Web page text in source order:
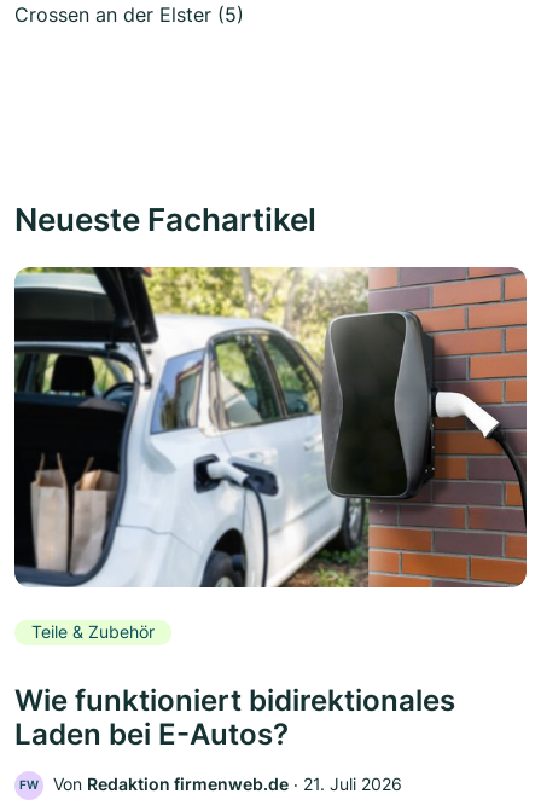
Crossen an der Elster (5)
Neueste Fachartikel
Teile & Zubehör
Wie funktioniert bidirektionales
Laden bei E-Autos?
FW Von Redaktion firmenweb.de ‧ 21. Juli 2026